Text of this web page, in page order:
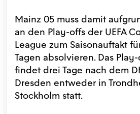
Mainz 05 muss damit
an den Play-offs der UEFA
League zum Saisonauftakt
Tagen absolvieren. Das
findet drei Tage nach dem
Dresden entweder in
Stockholm statt.